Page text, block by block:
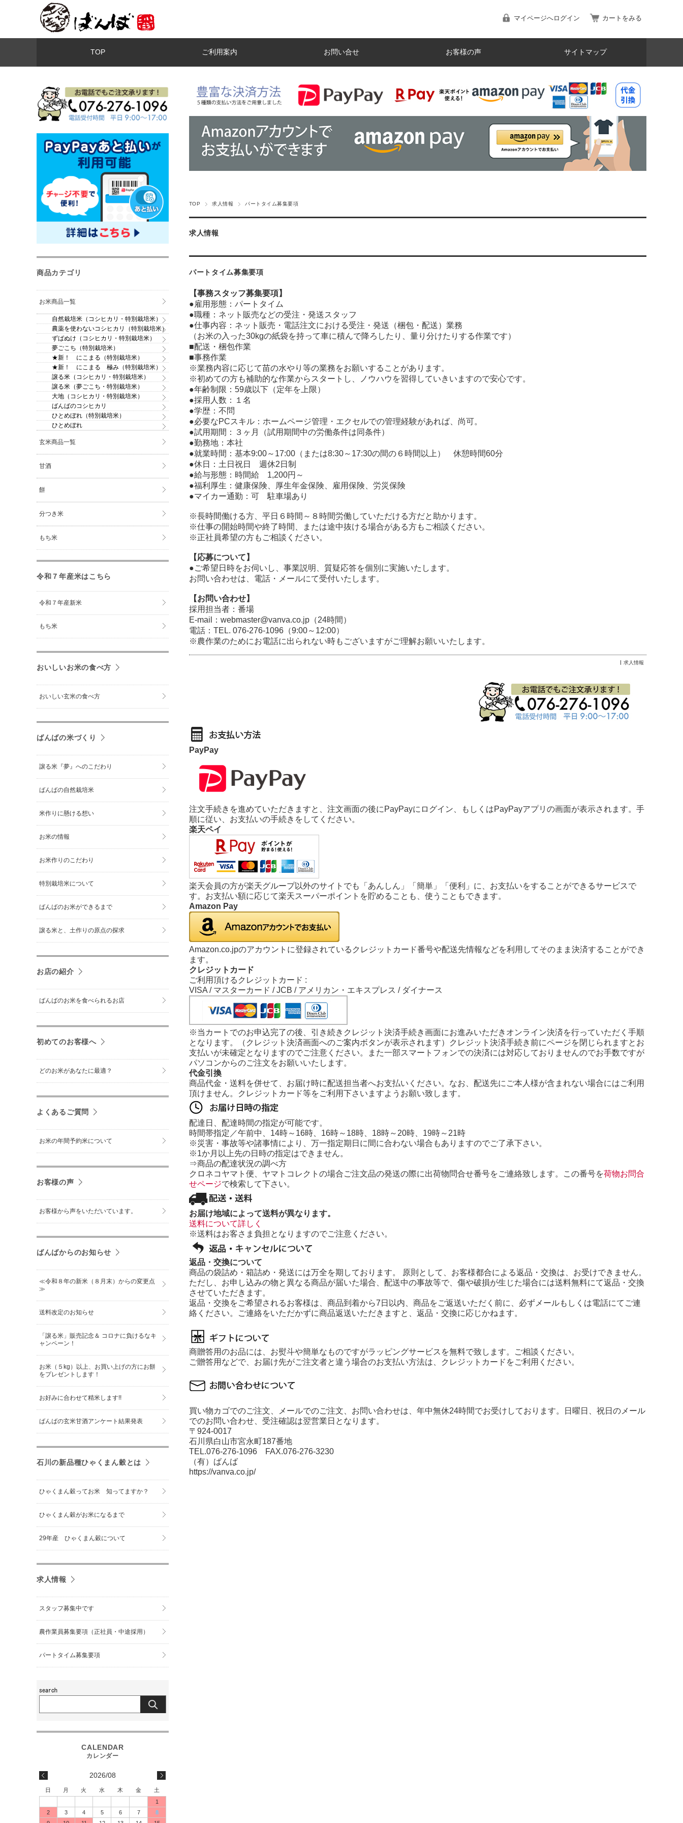
マイページへログイン カートをみる
TOP ご利用案内 お問い合せ お客様の声 サイトマップ
TOP 求人情報 パートタイム募集要項
求人情報
パートタイム募集要項
【事務スタッフ募集要項】
●雇用形態：パートタイム
●職種：ネット販売などの受注・発送スタッフ
●仕事内容：ネット販売・電話注文における受注・発送（梱包・配送）業務
（お米の入った30kgの紙袋を持って車に積んで降ろしたり、量り分けたりする作業です）
■配送・梱包作業
■事務作業
※業務内容に応じて苗の水やり等の業務をお願いすることがあります。
※初めての方も補助的な作業からスタートし、ノウハウを習得していきいますので安心です。
●年齢制限：59歳以下（定年を上限）
●採用人数：１名
●学歴：不問
●必要なPCスキル：ホームページ管理・エクセルでの管理経験があれば、尚可。
●試用期間：３ヶ月（試用期間中の労働条件は同条件）
●勤務地：本社
●就業時間：基本9:00～17:00（または8:30～17:30の間の６時間以上） 休憩時間60分
●休日：土日祝日 週休2日制
●給与形態：時間給 1,200円～
●福利厚生：健康保険、厚生年金保険、雇用保険、労災保険
●マイカー通勤：可 駐車場あり
※長時間働ける方、平日６時間～８時間労働していただける方だと助かります。
※仕事の開始時間や終了時間、または途中抜ける場合がある方もご相談ください。
※正社員希望の方もご相談ください。
【応募について】
●ご希望日時をお伺いし、事業説明、質疑応答を個別に実施いたします。
お問い合わせは、電話・メールにて受付いたします。
【お問い合わせ】
採用担当者：番場
E-mail：webmaster@vanva.co.jp（24時間）
電話：TEL. 076-276-1096（9:00～12:00）
※農作業のためにお電話に出られない時もございますがご理解お願いいたします。
求人情報
PayPay
注文手続きを進めていただきますと、注文画面の後にPayPayにログイン、もしくはPayPayアプリの画面が表示されます。手
順に従い、お支払いの手続きをしてください。
楽天ペイ
楽天会員の方が楽天グループ以外のサイトでも「あんしん」「簡単」「便利」に、お支払いをすることができるサービスで
す。お支払い額に応じて楽天スーパーポイントを貯めることも、使うこともできます。
Amazon Pay
Amazon.co.jpのアカウントに登録されているクレジットカード番号や配送先情報などを利用してそのまま決済することができ
ます。
クレジットカード
ご利用頂けるクレジットカード :
VISA / マスターカード / JCB / アメリカン・エキスプレス / ダイナース
※当カートでのお申込完了の後、引き続きクレジット決済手続き画面にお進みいただきオンライン決済を行っていただく手順
となります。（クレジット決済画面へのご案内ボタンが表示されます）クレジット決済手続き前にページを閉じられますとお
支払いが未確定となりますのでご注意ください。また一部スマートフォンでの決済には対応しておりませんのでお手数ですが
パソコンからのご注文をお願いいたします。
代金引換
商品代金・送料を併せて、お届け時に配送担当者へお支払いください。なお、配送先にご本人様が含まれない場合にはご利用
頂けません。クレジットカード等をご利用下さいますようお願い致します。
配達日、配達時間の指定が可能です。
時間帯指定／午前中、14時～16時、16時～18時、18時～20時、19時～21時
※災害・事故等や諸事情により、万一指定期日に間に合わない場合もありますのでご了承下さい。
※1か月以上先の日時の指定はできません。
⇒商品の配達状況の調べ方
クロネコヤマト便、ヤマトコレクトの場合ご注文品の発送の際に出荷物問合せ番号をご連絡致します。この番号を荷物お問合
せページで検索して下さい。
お届け地域によって送料が異なります。
送料について詳しく
※送料はお客さま負担となりますのでご注意ください。
返品・交換について
商品の袋詰め・箱詰め・発送には万全を期しております。 原則として、お客様都合による返品・交換は、お受けできません。
ただし、お申し込みの物と異なる商品が届いた場合、配送中の事故等で、傷や破損が生じた場合には送料無料にて返品・交換
させていただきます。
返品・交換をご希望されるお客様は、商品到着から7日以内、商品をご返送いただく前に、必ずメールもしくは電話にてご連
絡ください。ご連絡をいただかずに商品返送いただきますと、返品・交換に応じかねます。
商贈答用のお品には、お熨斗や簡単なものですがラッピングサービスを無料で致します。ご相談ください。
ご贈答用などで、お届け先がご注文者と違う場合のお支払い方法は、クレジットカードをご利用ください。
買い物カゴでのご注文、メールでのご注文、お問い合わせは、年中無休24時間でお受けしております。日曜日、祝日のメール
でのお問い合わせ、受注確認は翌営業日となります。
〒924-0017
石川県白山市宮永町187番地
TEL.076-276-1096 FAX.076-276-3230
（有）ばんば
https://vanva.co.jp/
商品カテゴリ
お米商品一覧
自然栽培米（コシヒカリ・特別栽培米）
農薬を使わないコシヒカリ（特別栽培米）
ずばぬけ（コシヒカリ・特別栽培米）
夢ごこち（特別栽培米）
★新！ にこまる（特別栽培米）
★新！ にこまる 極み（特別栽培米）
譲る米（コシヒカリ・特別栽培米）
譲る米（夢ごこち・特別栽培米）
大地（コシヒカリ・特別栽培米）
ばんばのコシヒカリ
ひとめぼれ（特別栽培米）
ひとめぼれ
玄米商品一覧
甘酒
餅
分つき米
もち米
令和７年産米はこちら
令和７年産新米
もち米
おいしいお米の食べ方
おいしい玄米の食べ方
ばんばの米づくり
譲る米『夢』へのこだわり
ばんばの自然栽培米
米作りに懸ける想い
お米の情報
お米作りのこだわり
特別栽培米について
ばんばのお米ができるまで
譲る米と、土作りの原点の探求
お店の紹介
ばんばのお米を食べられるお店
初めてのお客様へ
どのお米があなたに最適？
よくあるご質問
お米の年間予約米について
お客様の声
お客様から声をいただいています。
ばんばからのお知らせ
≪令和８年の新米（８月末）からの変更点
≫
送料改定のお知らせ
「譲る米」販売記念＆ コロナに負けるなキ
ャンペーン！
お米（５kg）以上、お買い上げの方にお餅
をプレゼントします！
お好みに合わせて精米します!!
ばんばの玄米甘酒アンケート結果発表
石川の新品種ひゃくまん穀とは
ひゃくまん穀ってお米 知ってますか？
ひゃくまん穀がお米になるまで
29年産 ひゃくまん穀について
求人情報
スタッフ募集中です
農作業員募集要項（正社員・中途採用）
パートタイム募集要項
2026/08
日 月 火 水 木 金
土
1
2
3 4 5 6 7
8